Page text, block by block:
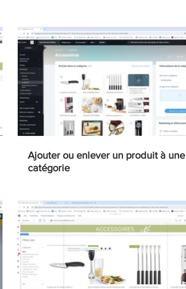
Ajouter ou enlever un produit à une
catégorie